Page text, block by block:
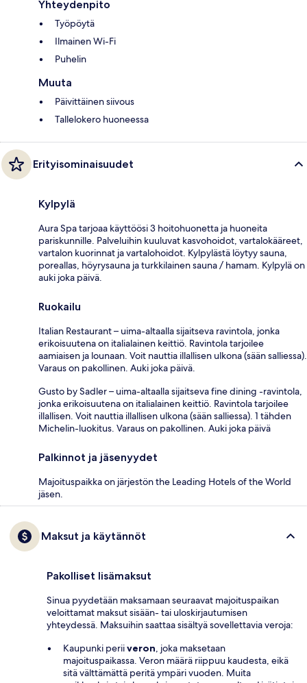
Yhteydenpito
Työpöytä
Ilmainen Wi-Fi
Puhelin
Muuta
Päivittäinen siivous
Tallelokero huoneessa
Erityisominaisuudet
Kylpylä
Aura Spa tarjoaa käyttöösi 3 hoitohuonetta ja huoneita
pariskunnille. Palveluihin kuuluvat kasvohoidot, vartalokääreet,
vartalon kuorinnat ja vartalohoidot. Kylpylästä löytyy sauna,
poreallas, höyrysauna ja turkkilainen sauna / hamam. Kylpylä on
auki joka päivä.
Ruokailu
Italian Restaurant – uima-altaalla sijaitseva ravintola, jonka
erikoisuutena on italialainen keittiö. Ravintola tarjoilee
aamiaisen ja lounaan. Voit nauttia illallisen ulkona (sään salliessa).
Varaus on pakollinen. Auki joka päivä.
Gusto by Sadler – uima-altaalla sijaitseva fine dining -ravintola,
jonka erikoisuutena on italialainen keittiö. Ravintola tarjoilee
illallisen. Voit nauttia illallisen ulkona (sään salliessa). 1 tähden
Michelin-luokitus. Varaus on pakollinen. Auki joka päivä
Palkinnot ja jäsenyydet
Majoituspaikka on järjestön the Leading Hotels of the World
jäsen.
Maksut ja käytännöt
Pakolliset lisämaksut
Sinua pyydetään maksamaan seuraavat majoituspaikan
veloittamat maksut sisään- tai uloskirjautumisen
yhteydessä. Maksuihin saattaa sisältyä sovellettavia veroja:
Kaupunki periiveron, joka maksetaan
majoituspaikassa. Veron määrä riippuu kaudesta, eikä
sitä välttämättä peritä ympäri vuoden. Muita